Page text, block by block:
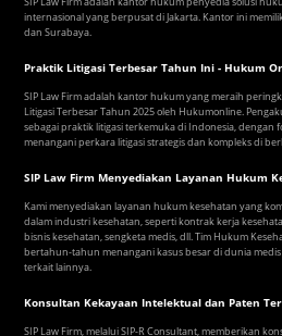
internasional yang berpusat di Jakarta. Kantor ini
dan Surabaya.
Praktik Litigasi Terbesar Tahun Ini - Hukum
SIP Law Firm adalah kantor hukum yang meraih
Litigasi Terbesar Tahun 2025 oleh Hukumonline.
sebagai praktik litigasi terkemuka di Indonesia, dengan
menangani perkara litigasi strategis dan kompleks di
SIP Law Firm Menyediakan Layanan Hukum
Kami menyediakan layanan hukum kesehatan yang
dalam industri kesehatan, seperti kontrak kerja
bisnis kesehatan, sengketa medis, dll. Tim Hukum
bertahun-tahun menangani kasus besar di dunia
terkait lainnya.
Konsultan Kekayaan Intelektual dan Paten
SIP Law Firm, melalui SIP-R Consultant, memberikan